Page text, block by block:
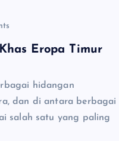
Eropa Timur
hidangan
dan di antara berbagai
salah satu yang paling